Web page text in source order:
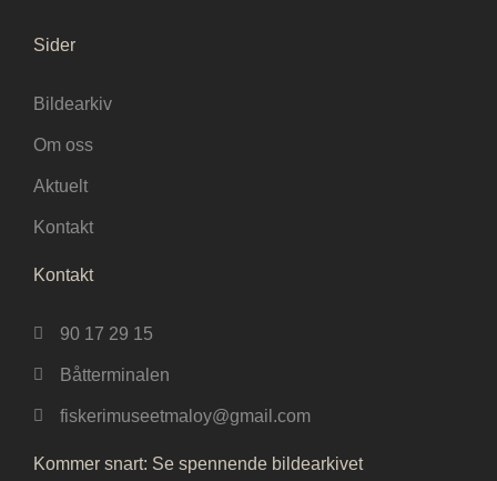
Sider
Bildearkiv
Om oss
Aktuelt
Kontakt
Kontakt
90 17 29 15
Båtterminalen
fiskerimuseetmaloy@gmail.com
Kommer snart: Se spennende bildearkivet